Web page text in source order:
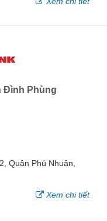
Đình Phùng
Quận Phú Nhuận,
Xem chi tiết